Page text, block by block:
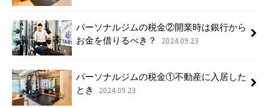
パーソナルジムの税金②開業時は銀行から
お金を借りるべき？
2024.09.23
パーソナルジムの税金①不動産に入居した
とき
2024.09.23